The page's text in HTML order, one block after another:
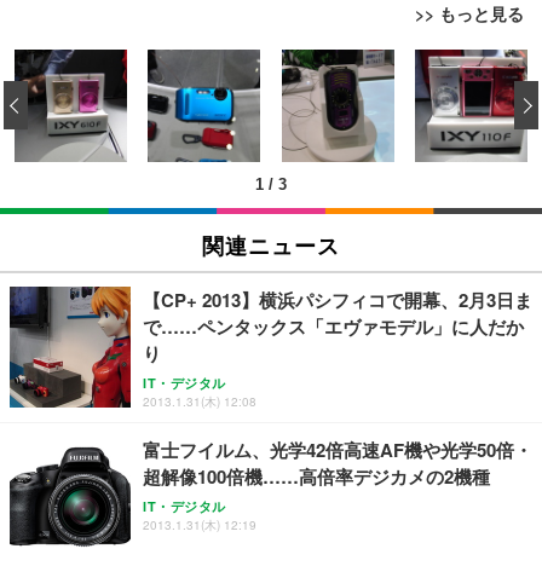
>> もっと見る
[EdoErgo] オフィスチェア 椅子 テレワーク 疲れな
い 跳ね上げ式アームレスト コンパクト 約105度ロッ
キング pc 事務椅子 360度回転 座面昇降 強化ナイロ
ン樹脂ベース 通気性メッシュ 在宅ワーク H-WY01
(黒網+黒枠+黒足)
￥5,699
SIHOO B100 オフィスチェア／デスクチェア メッシ
ュチェア 人間工学 疲れない ブラック
￥27,999
Sezlife オフィスチェア デスクチェア 疲れない テレ
ワーク チェア 強化バックレスト 30度ロッキング機
能 人間工学 椅子 腰サポート 90度跳ね上げ式アーム
レスト 3Dヘッドレスト ハンガー付き 高反発クッシ
務用 おしゃれ パソコンチェア (ブラック)
Sezlife オフィスチェア デスクチェア 疲れない テレ
ワーク チェア 強化バックレスト 30度ロッキング機
能 人間工学 椅子 腰サポート 90度跳ね上げ式アーム
EIZO ビジネス向けプレミアムモニター | FlexScan
EV3240X-WT | 31.5型4K UHD・USB Type-C・ホワ
イト
￥105,595
EIZO ビジネス向けプレミアムモニター | FlexScan
￥109,572
【純正品】27"ゲーミングモニター DualSense 充電
フック付き（CFI-ZDM1J）
￥49,979
【整備済み品】Dell E2724HS 27インチ 液晶モニタ
ー フルHD（1920×1080）VA 非光沢 HDMI/DisplayP
ort/VGA スピーカー内蔵 高さ調整 スイベル VESA対
Amazonベーシック ペットシーツ 薄型 レギュラー 1
回使い捨て 無香料 ホワイト 300枚
￥3,373
Amazonベーシック ペットシーツ 厚型 ワイド 42枚
x2袋(84枚) ホワイト(吸収面:ライトブルー)
￥3,234
ネオ・ルーライフ ネオ・オムツ L 中型犬用 26枚入
り 単品
￥1,800
Smart Basic(スマートベーシック) 【Amazon.co.jp
限定】 Smart Basic アイリスオーヤマ ペットシーツ
超厚型 お徳用 ワイド 100枚入 (x 1) (ケース販売)
1 / 3
‹
関連ニュース
【CP+ 2013】横浜パシフィコで開幕、2月3日ま
で……ペンタックス「エヴァモデル」に人だか
り
IT・デジタル
2013.1.31(木) 12:08
富士フイルム、光学42倍高速AF機や光学50倍・
超解像100倍機……高倍率デジカメの2機種
IT・デジタル
2013.1.31(木) 12:19